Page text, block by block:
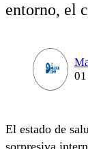
entorno, el
El estado de